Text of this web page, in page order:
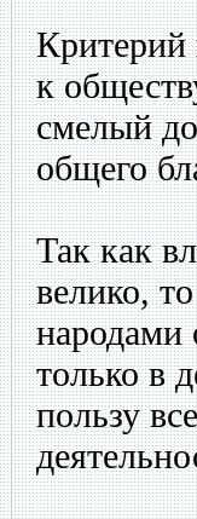
Критерий
к
смелый
общего
Так как
велико,
народами
только в
пользу